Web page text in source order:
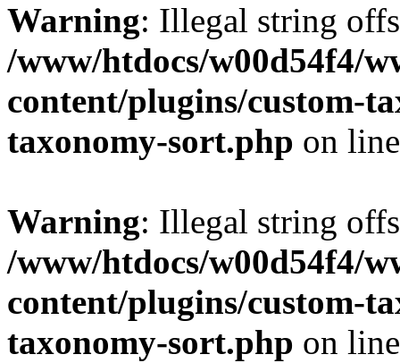
Warning: Illegal string
/www/htdocs/w00d54f4/
content/plugins/custom-
taxonomy-sort.php on
Warning: Illegal string
/www/htdocs/w00d54f4/
content/plugins/custom-
taxonomy-sort.php on